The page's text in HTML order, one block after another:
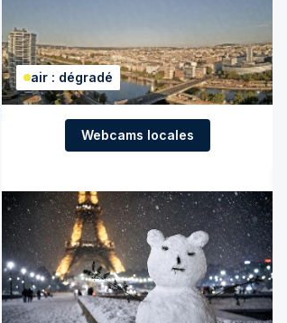
air : dégradé
Webcams locales